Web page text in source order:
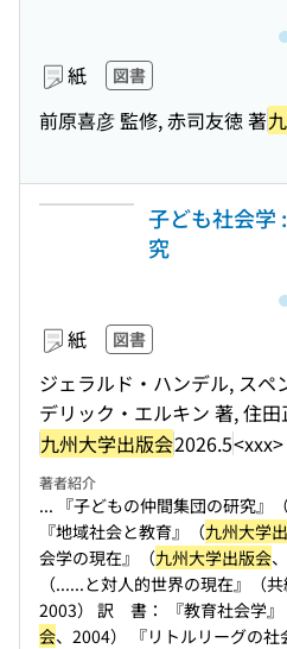
紙 図書
前原喜彦 監修, 赤司友徳 著
子ども社会学
究
紙 図書
ジェラルド・ハンデル, スペ
デリック・エルキン 著, 住田
九州大学出版会2026.5<xxx>
著者紹介
... 『子どもの仲間集団の研究』
『地域社会と教育』（九州大学
会学の現在』（九州大学出版会
（......と対人的世界の現在』（共
2003） 訳 書： 『教育社会学』
会、2004） 『リトルリーグの社